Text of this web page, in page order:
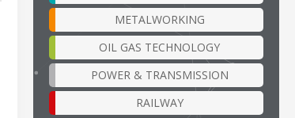
METALWORKING
OIL GAS TECHNOLOGY
POWER & TRANSMISSION
RAILWAY